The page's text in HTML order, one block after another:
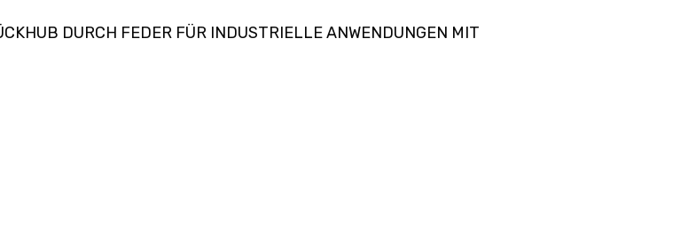
DURCH FEDER FÜR INDUSTRIELLE ANWENDUNGEN MIT